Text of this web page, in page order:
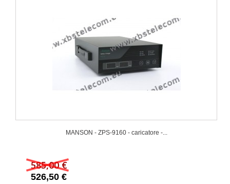
MANSON - ZPS-9160 - caricatore -...
585,00 €
526,50 €